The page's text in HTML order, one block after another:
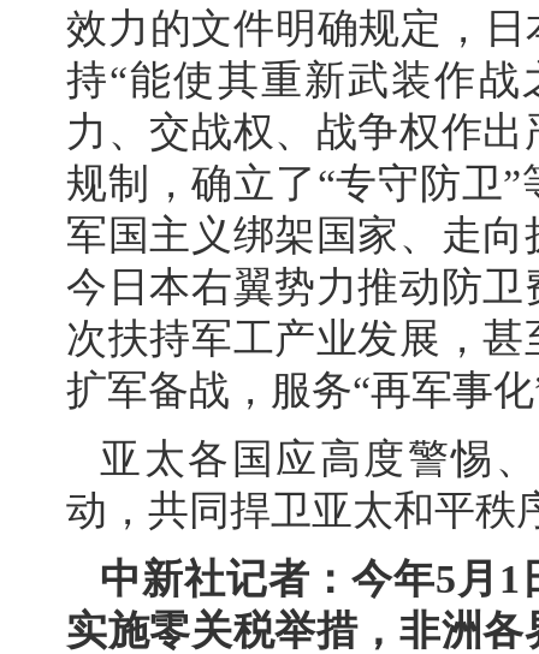
效力的文件明确规定，
持“能使其重新武装作
力、交战权、战争权作
规制，确立了“专守防卫
军国主义绑架国家、走
今日本右翼势力推动防
次扶持军工产业发展，
扩军备战，服务“再军事
亚太各国应高度警惕
动，共同捍卫亚太和平秩
中新社记者：今年5月
实施零关税举措，非洲